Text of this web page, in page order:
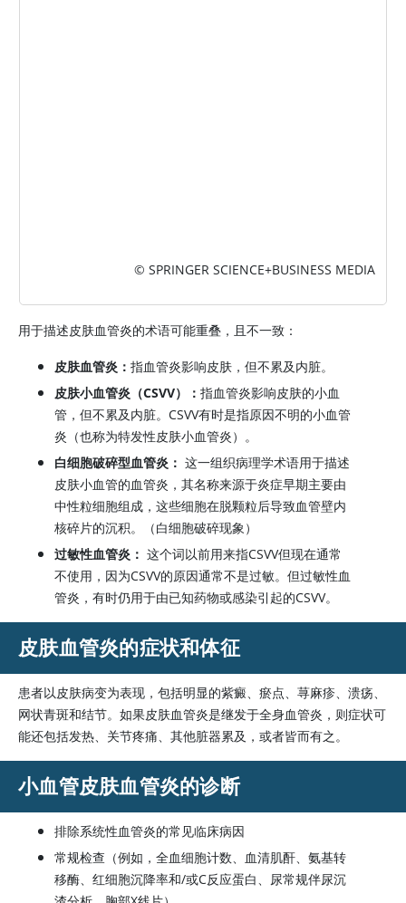
© SPRINGER SCIENCE+BUSINESS MEDIA
用于描述皮肤血管炎的术语可能重叠，且不一致：
皮肤血管炎： 指血管炎影响皮肤，但不累及内脏。
皮肤小血管炎（CSVV）： 指血管炎影响皮肤的小血
管，但不累及内脏。CSVV有时是指原因不明的小血管
炎（也称为特发性皮肤小血管炎）。
白细胞破碎型血管炎： 这一组织病理学术语用于描述
皮肤小血管的血管炎，其名称来源于炎症早期主要由
中性粒细胞组成，这些细胞在脱颗粒后导致血管壁内
核碎片的沉积。（白细胞破碎现象）
过敏性血管炎： 这个词以前用来指CSVV但现在通常
不使用，因为CSVV的原因通常不是过敏。但过敏性血
管炎，有时仍用于由已知药物或感染引起的CSVV。
皮肤血管炎的症状和体征
患者以皮肤病变为表现，包括明显的紫癜、瘀点、荨麻疹、溃疡、
网状青斑和结节。如果皮肤血管炎是继发于全身血管炎，则症状可
能还包括发热、关节疼痛、其他脏器累及，或者皆而有之。
小血管皮肤血管炎的诊断
排除系统性血管炎的常见临床病因
常规检查（例如，全血细胞计数、血清肌酐、氨基转
移酶、红细胞沉降率和/或C反应蛋白、尿常规伴尿沉